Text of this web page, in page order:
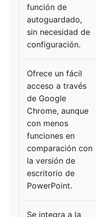
función de
autoguardado,
sin necesidad de
configuración.
Ofrece un fácil
acceso a través
de Google
Chrome, aunque
con menos
funciones en
comparación con
la versión de
escritorio de
PowerPoint.
Se integra a la